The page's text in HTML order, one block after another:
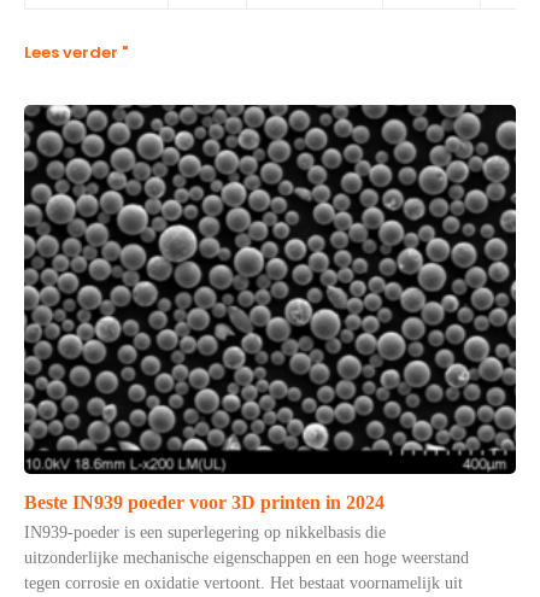
Lees verder "
Beste IN939 poeder voor 3D printen in 2024
IN939-poeder is een superlegering op nikkelbasis die
uitzonderlijke mechanische eigenschappen en een hoge weerstand
tegen corrosie en oxidatie vertoont. Het bestaat voornamelijk uit